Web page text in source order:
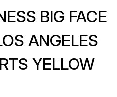
BIG FACE
ANGELES
YELLOW